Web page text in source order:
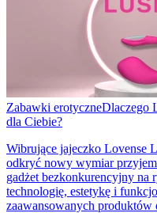
Zabawki erotyczneDlaczego
dla Ciebie?
Wibrujące jajeczko Lovense
odkryć nowy wymiar
gadżet bezkonkurencyjny na
technologię, estetykę i
zaawansowanych produktów